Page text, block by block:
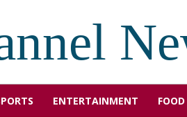
ENTERTAINMENT FOOD